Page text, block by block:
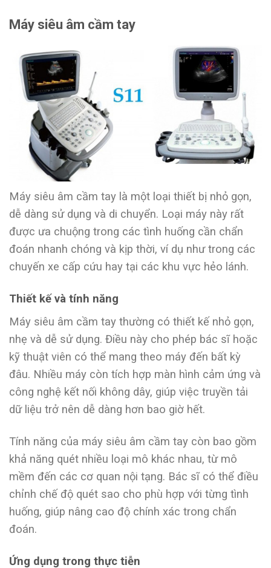
Máy siêu âm cầm tay
Máy siêu âm cầm tay là một loại thiết bị nhỏ gọn,
dễ dàng sử dụng và di chuyển. Loại máy này rất
được ưa chuộng trong các tình huống cần chẩn
đoán nhanh chóng và kịp thời, ví dụ như trong các
chuyến xe cấp cứu hay tại các khu vực hẻo lánh.
Thiết kế và tính năng
Máy siêu âm cầm tay thường có thiết kế nhỏ gọn,
nhẹ và dễ sử dụng. Điều này cho phép bác sĩ hoặc
kỹ thuật viên có thể mang theo máy đến bất kỳ
đâu. Nhiều máy còn tích hợp màn hình cảm ứng và
công nghệ kết nối không dây, giúp việc truyền tải
dữ liệu trở nên dễ dàng hơn bao giờ hết.
Tính năng của máy siêu âm cầm tay còn bao gồm
khả năng quét nhiều loại mô khác nhau, từ mô
mềm đến các cơ quan nội tạng. Bác sĩ có thể điều
chỉnh chế độ quét sao cho phù hợp với từng tình
huống, giúp nâng cao độ chính xác trong chẩn
đoán.
Ứng dụng trong thực tiễn